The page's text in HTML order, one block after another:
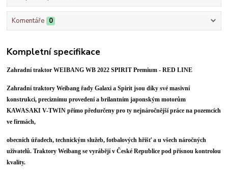
Komentáře 0
Kompletní specifikace
Zahradní traktor WEIBANG WB 2022 SPIRIT Premium - RED LINE
Zahradní traktory Weibang řady Galaxi a Spirit jsou díky své masivní
konstrukci, preciznímu provedení a brilantním japonským motorům
KAWASAKI V-TWIN přímo předurčeny pro ty nejnáročnější práce na pozemcích
ve firmách,
obecních úřadech, technickým služeb, fotbalových hřišť a u všech náročných
uživatelů. Traktory Weibang se vyrábějí v České Republice pod přísnou kontrolou
kvality.